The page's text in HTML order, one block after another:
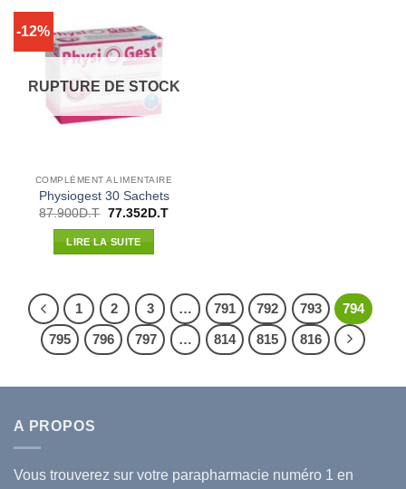
-12%
RUPTURE DE STOCK
COMPLÉMENT ALIMENTAIRE
Physiogest 30 Sachets
87.900D.T Le
initial
était :
77.352D.TLe
LIRE LA SUITE
1 2 3 … 791 792 793
794
795
796 797 … 814 815 816
A PROPOS
Vous trouverez sur votre parapharmacie numéro 1 en